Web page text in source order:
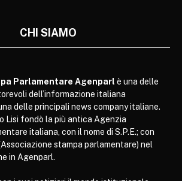
CHI SIAMO
Parlamentare Agenparl è una delle
dell’informazione italiana
delle principali news company italiane.
Lisi fondò la più antica Agenzia
italiana, con il nome di S.P.E.; con
(Associazione stampa parlamentare) nel
in Agenparl.